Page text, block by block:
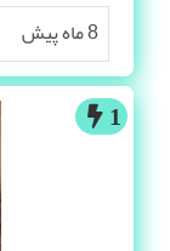
8 ماه پیش
1